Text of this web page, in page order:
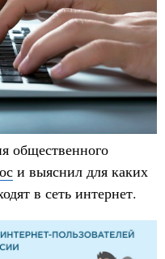
общественного
и выяснил для каких
в сеть интернет.